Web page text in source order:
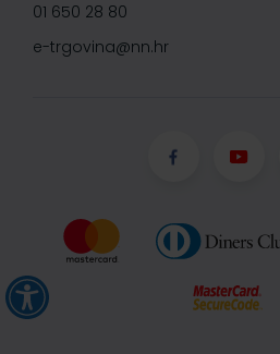
01 650 28 80
e-trgovina@nn.hr